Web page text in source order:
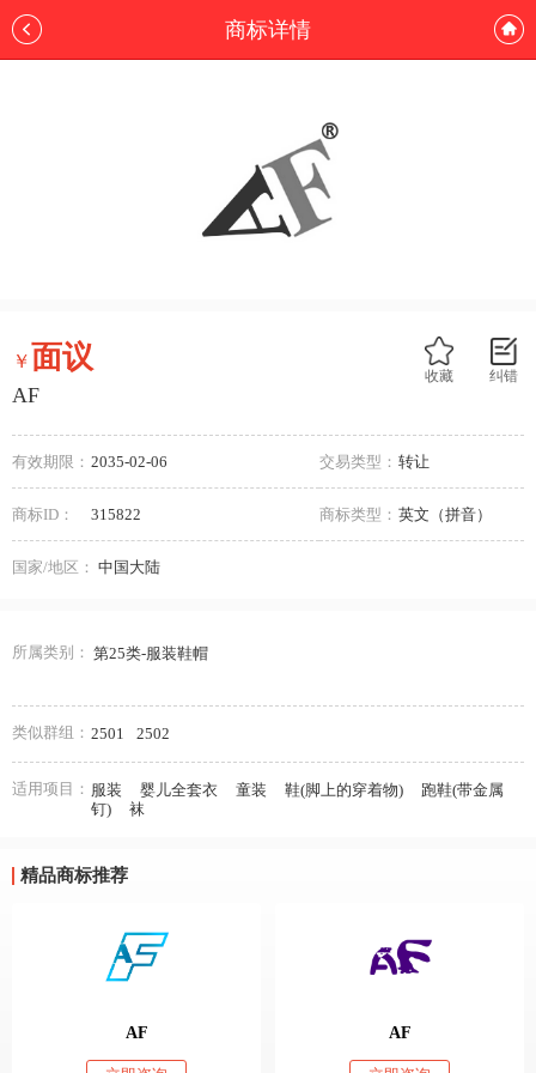
商标详情
纠错
收藏
￥面议
AF
有效期限： 2035-02-06 交易类型： 转让
商标ID： 315822 商标类型： 英文（拼音）
国家/地区： 中国大陆
所属类别： 第25类-服装鞋帽
类似群组： 2501 2502
适用项目： 服装 婴儿全套衣 童装 鞋(脚上的穿着物)
跑鞋(带金属
钉)
袜
精品商标推荐
AF AF